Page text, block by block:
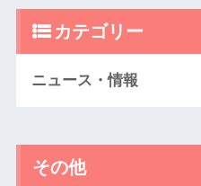
カテゴリー
ニュース・情報
その他